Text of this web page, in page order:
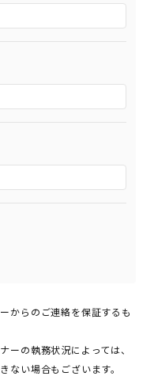
からのご連絡を保証するも
ーの執務状況によっては、
ない場合もございます。